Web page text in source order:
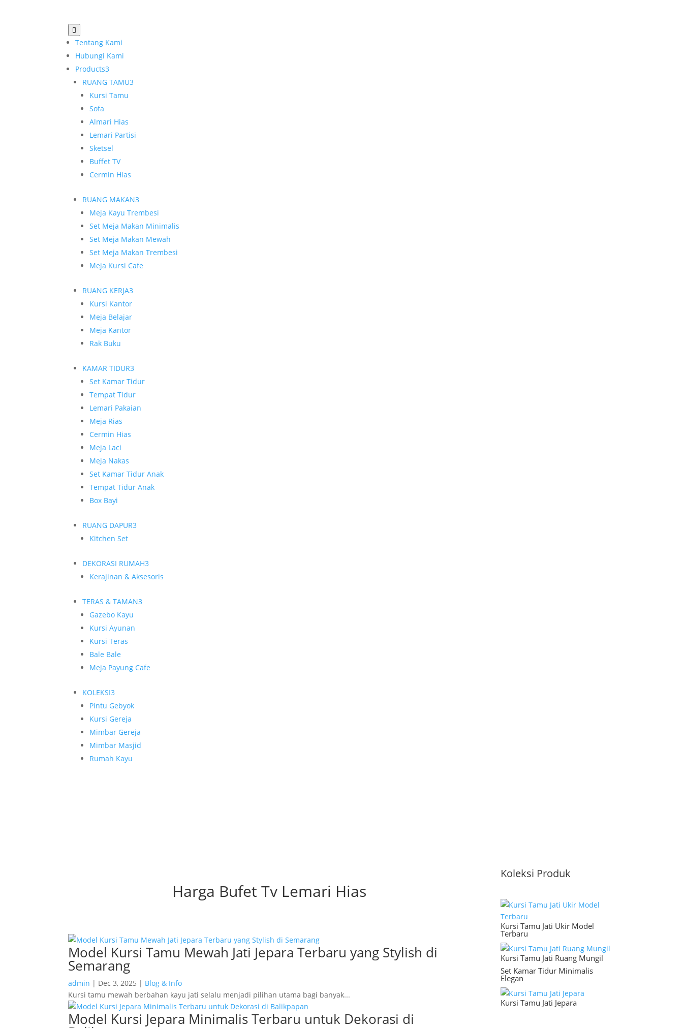

Tentang Kami
Hubungi Kami
Products3
RUANG TAMU3
Kursi Tamu
Sofa
Almari Hias
Lemari Partisi
Sketsel
Buffet TV
Cermin Hias
RUANG MAKAN3
Meja Kayu Trembesi
Set Meja Makan Minimalis
Set Meja Makan Mewah
Set Meja Makan Trembesi
Meja Kursi Cafe
RUANG KERJA3
Kursi Kantor
Meja Belajar
Meja Kantor
Rak Buku
KAMAR TIDUR3
Set Kamar Tidur
Tempat Tidur
Lemari Pakaian
Meja Rias
Cermin Hias
Meja Laci
Meja Nakas
Set Kamar Tidur Anak
Tempat Tidur Anak
Box Bayi
RUANG DAPUR3
Kitchen Set
DEKORASI RUMAH3
Kerajinan & Aksesoris
TERAS & TAMAN3
Gazebo Kayu
Kursi Ayunan
Kursi Teras
Bale Bale
Meja Payung Cafe
KOLEKSI3
Pintu Gebyok
Kursi Gereja
Mimbar Gereja
Mimbar Masjid
Rumah Kayu
Harga Bufet Tv Lemari Hias
Model Kursi Tamu Mewah Jati Jepara Terbaru yang Stylish di
Semarang
admin | Dec 3, 2025 | Blog & Info
Kursi tamu mewah berbahan kayu jati selalu menjadi pilihan utama bagi banyak...
Model Kursi Jepara Minimalis Terbaru untuk Dekorasi di
Koleksi Produk
Kursi Tamu Jati Ukir Model
Terbaru
Kursi Tamu Jati Ruang Mungil
Set Kamar Tidur Minimalis
Elegan
Kursi Tamu Jati Jepara